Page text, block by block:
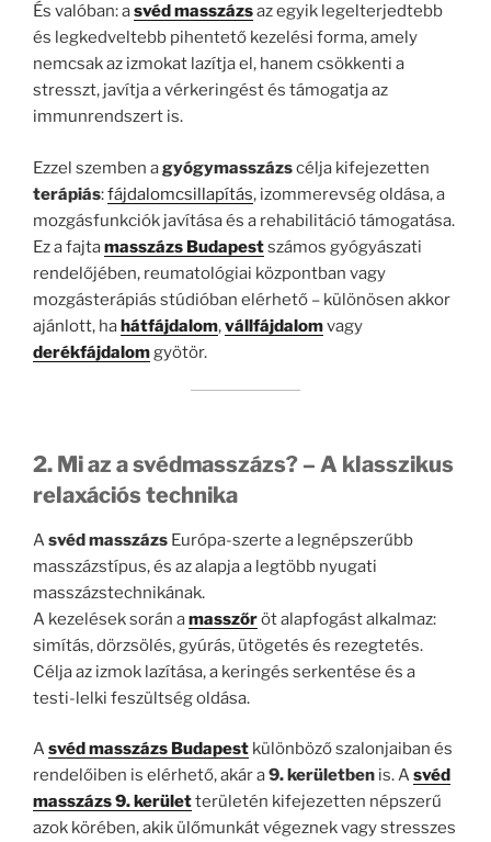
És valóban: asvéd masszázsaz egyik legelterjedtebb
és legkedveltebb pihentető kezelési forma, amely
nemcsak az izmokat lazítja el, hanem csökkenti a
stresszt, javítja a vérkeringést és támogatja az
immunrendszert is.
Ezzel szemben agyógymasszázscélja kifejezetten
terápiás:fájdalomcsillapítás, izommerevség oldása, a
mozgásfunkciók javítása és a rehabilitáció támogatása.
Ez a fajtamasszázs Budapestszámos gyógyászati
rendelőjében, reumatológiai központban vagy
mozgásterápiás stúdióban elérhető – különösen akkor
ajánlott, hahátfájdalom,vállfájdalomvagy
derékfájdalomgyötör.
2. Mi az a svédmasszázs? – A klasszikus
relaxációs technika
Asvéd masszázs Európa-szerte a legnépszerűbb
masszázstípus, és az alapja a legtöbb nyugati
masszázstechnikának.
A kezelések során amasszőröt alapfogást alkalmaz:
simítás, dörzsölés, gyúrás, ütögetés és rezegtetés.
Célja az izmok lazítása, a keringés serkentése és a
testi-lelki feszültség oldása.
Asvéd masszázs Budapest különböző szalonjaiban és
rendelőiben is elérhető, akár a9. kerületben is. Asvéd
masszázs 9. kerületterületén kifejezetten népszerű
azok körében, akik ülőmunkát végeznek vagy stresszes